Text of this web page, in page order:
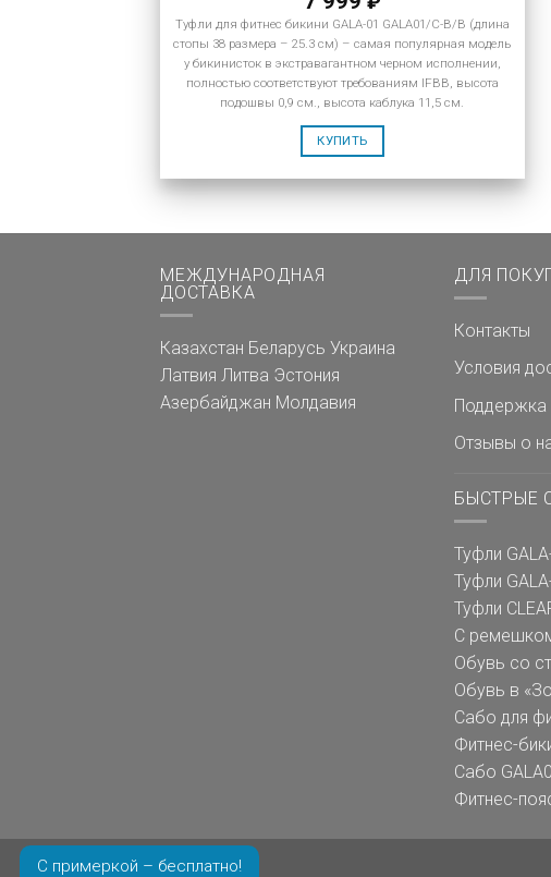
Туфли для фитнес бикини GALA-01 GALA01/C-B/B (длина
стопы 38 размера – 25.3 см) – самая популярная модель
у бикинисток в экстравагантном черном исполнении,
полностью соответствуют требованиям IFBB, высота
подошвы 0,9 см., высота каблука 11,5 см.
КУПИТЬ
МЕЖДУНАРОДНАЯ
ДОСТАВКА
Казахстан Беларусь Украина
Латвия Литва Эстония
Азербайджан Молдавия
ДЛЯ
Контакты
Условия
Поддержка
Отзывы о
БЫСТРЫЕ
Туфли
Туфли
Туфли
С
Обувь со
Обувь в
Сабо для
Фитнес-
Сабо
Фитнес-
С примеркой – бесплатно!